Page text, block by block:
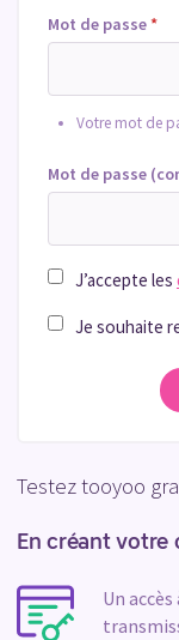
Mot de passe*
Votre mot de
Mot de passe
J’accepte les
Je souhaite
Testez tooyoo
En créant votre
Un